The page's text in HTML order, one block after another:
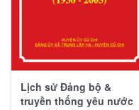
Lịch sử Đảng bộ &
truyền thống yêu nước